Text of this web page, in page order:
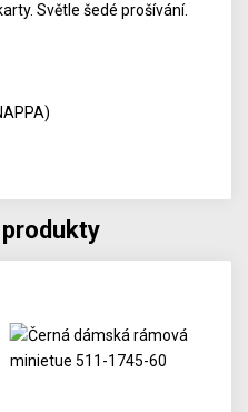
Světle šedé prošívání.